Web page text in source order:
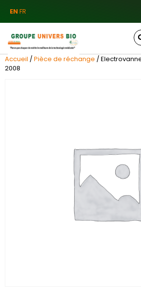
ENFR
Accueil /Pièce de réchange /
2008